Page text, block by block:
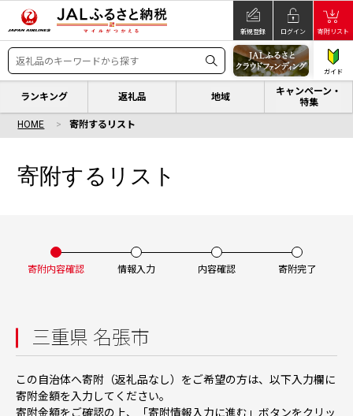
新規登録 ログイン 寄附リスト
ガイド
ランキング 返礼品 地域
キャンペーン・
特集
HOME 寄附するリスト
寄附するリスト
寄附内容確認 情報入力 内容確認 寄附完了
三重県 名張市
この自治体へ寄附（返礼品なし）をご希望の方は、以下入力欄に
寄附金額を入力してください。
寄附金額をご確認の上、「寄附情報入力に進む」ボタンをクリッ